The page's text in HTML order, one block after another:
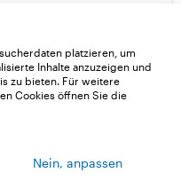
platzieren, um
Inhalte anzuzeigen und
zu bieten. Für weitere
Cookies öffnen Sie die
Nein, anpassen